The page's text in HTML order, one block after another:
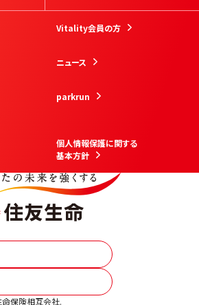
Vitality会員の方
ニュース
parkrun
個人情報保護に関する
基本方針
商品はこちら
保険相互会社.